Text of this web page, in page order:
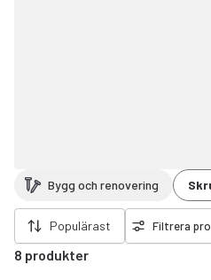
Bygg och renovering
Populärast Filtrera
8 produkter
filter